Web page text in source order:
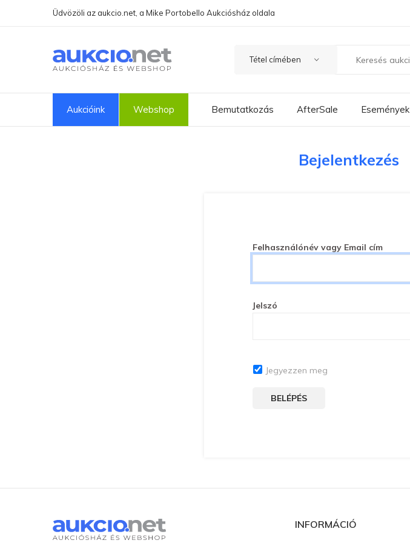
Üdvözöli az aukcio.net, a Mike Portobello Aukciósház oldala
Aukcióink Webshop Bemutatkozás AfterSale Események
Bejelentkezés
Felhasználónév vagy Email cím
Jelszó
Jegyezzen meg
BELÉPÉS
INFORMÁCIÓ